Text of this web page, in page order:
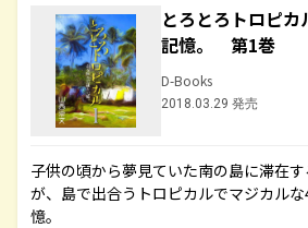
とろとろトロピ
記憶。 第1巻
D-Books
2018.03.29 発売
子供の頃から夢見ていた南の島に滞在
が、島で出合うトロピカルでマジカル
憶。